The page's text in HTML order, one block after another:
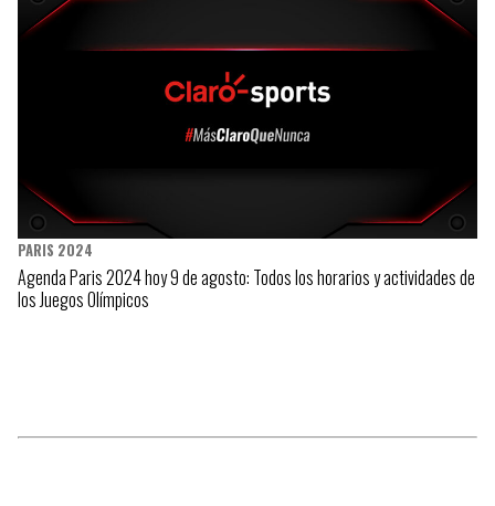
PARIS 2024
Agenda Paris 2024 hoy 9 de agosto: Todos los horarios y actividades de
los Juegos Olímpicos